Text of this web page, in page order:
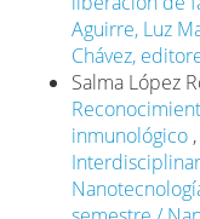
Aguirre, Luz
Chávez,
Salma López
inmunológico ,